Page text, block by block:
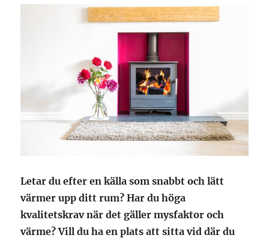
Letar du efter en källa som snabbt och lätt
värmer upp ditt rum? Har du höga
kvalitetskrav när det gäller mysfaktor och
värme? Vill du ha en plats att sitta vid där du